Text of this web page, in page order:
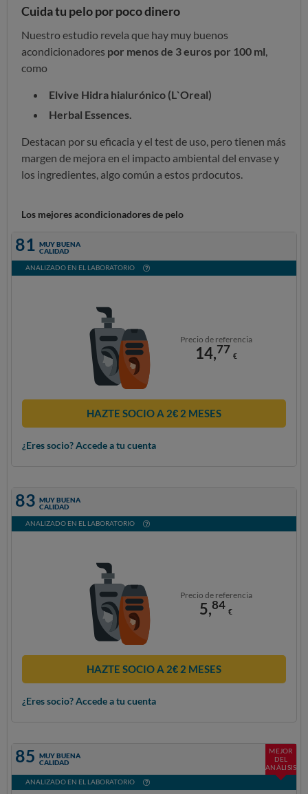
Cuida tu pelo por poco dinero
Nuestro estudio revela que hay muy buenos
acondicionadores por menos de 3 euros por 100 ml
como
Elvive Hidra hialurónico (L`Oreal)
Herbal Essences.
Destacan por su eficacia y el test de uso, pero tienen más
margen de mejora en el impacto ambiental del envase y
los ingredientes, algo común a estos prdocutos.
Los mejores acondicionadores de pelo
81 MUY BUENA
CALIDAD
ANALIZADO EN EL LABORATORIO
Precio de referencia
14,77 €
HAZTE SOCIO A 2€ 2 MESES
¿Eres socio? Accede a tu cuenta
83 MUY BUENA
CALIDAD
ANALIZADO EN EL LABORATORIO
Precio de referencia
5,84 €
HAZTE SOCIO A 2€ 2 MESES
¿Eres socio? Accede a tu cuenta
85 MUY BUENA
CALIDAD
MEJOR
DEL
ANÁLISIS
ANALIZADO EN EL LABORATORIO